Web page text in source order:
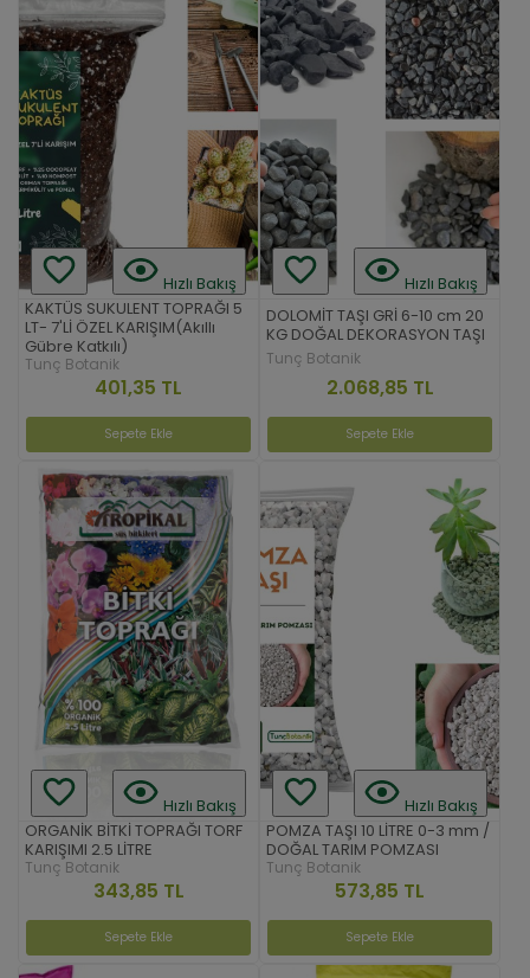
Hızlı Bakış
KAKTÜS SUKULENT TOPRAĞI 5
LT- 7'Lİ ÖZEL KARIŞIM(Akıllı
Gübre Katkılı)
Tunç Botanik
401,35 TL
Sepete Ekle
Hızlı Bakış
DOLOMİT TAŞI GRİ 6-10 cm 20
KG DOĞAL DEKORASYON TAŞI
Tunç Botanik
2.068,85 TL
Sepete Ekle
Hızlı Bakış
ORGANİK BİTKİ TOPRAĞI TORF
KARIŞIMI 2.5 LİTRE
Tunç Botanik
343,85 TL
Sepete Ekle
Hızlı Bakış
POMZA TAŞI 10 LİTRE 0-3 mm /
DOĞAL TARIM POMZASI
Tunç Botanik
573,85 TL
Sepete Ekle